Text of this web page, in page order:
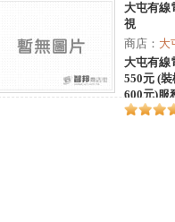
大屯有線
視
商店： 大
大屯有線
550元 (
600元)服
能.免費